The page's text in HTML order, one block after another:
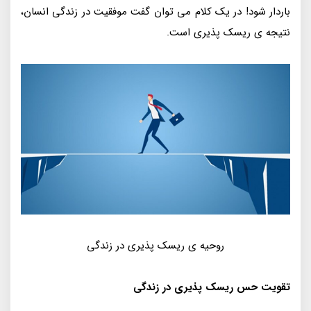
باردار شود! در یک کلام می توان گفت موفقیت در زندگی انسان،
نتیجه ی ریسک پذیری است.
روحیه ی ریسک پذیری در زندگی
تقویت حس ریسک پذیری در زندگی